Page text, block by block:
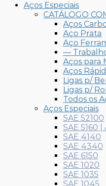
Aços Especiais
CATÁLOGO
Aços
Aço Prata
Aço
—
Aços para
Aços
Ligas p/
Ligas p/
Todos os
Aços Especiais
SAE 52100
SAE 5160
SAE 4140
SAE 4340
SAE 6150
SAE 1020
SAE 1035
SAE 1045